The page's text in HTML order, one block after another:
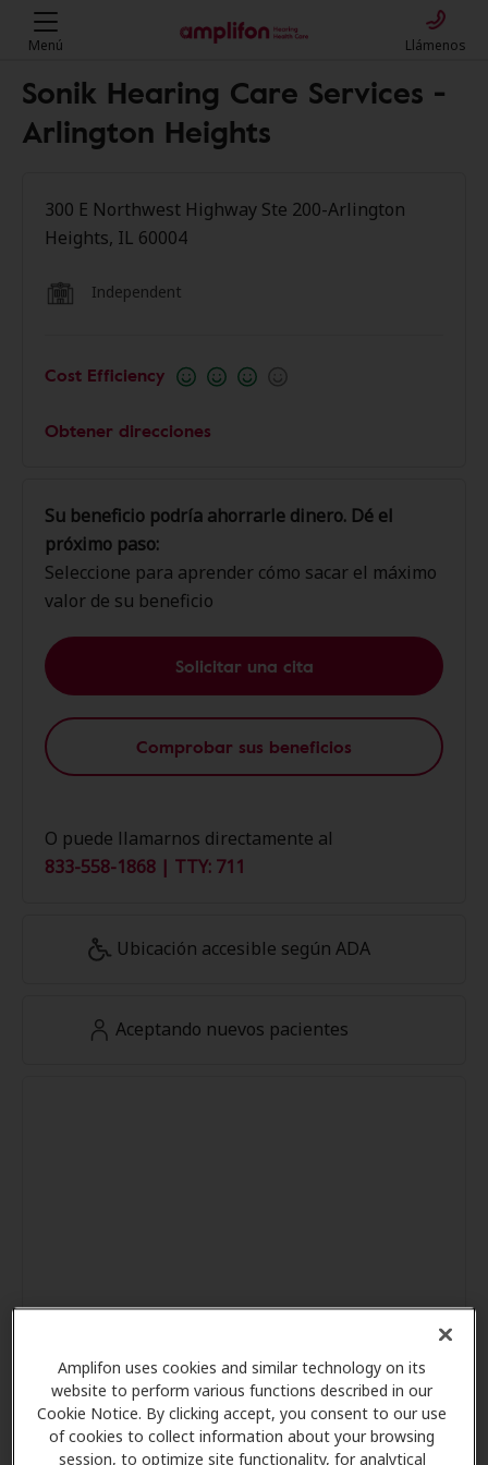
Amplifon uses cookies and similar technology on its
website to perform various functions described in our
Cookie Notice. By clicking accept, you consent to our use
of cookies to collect information about your browsing
session, to optimize site functionality, for analytical
Menú Llámenos
Sonik Hearing Care Services -
Arlington Heights
300 E Northwest Highway Ste 200-Arlington
Heights, IL 60004
Independent
Cost Efficiency
Obtener direcciones
Su beneficio podría ahorrarle dinero. Dé el
próximo paso:
Seleccione para aprender cómo sacar el máximo
valor de su beneficio
Solicitar una cita
Comprobar sus beneficios
O puede llamarnos directamente al
833-558-1868 | TTY: 711
Ubicación accesible según ADA
Aceptando nuevos pacientes